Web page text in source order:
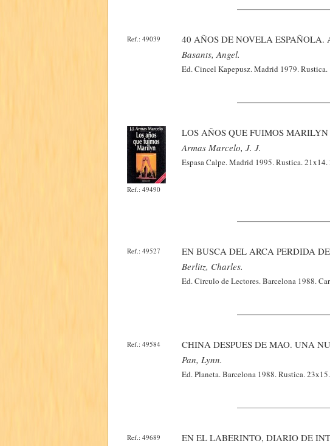
Ref.: 49039
40 AÑOS DE NOVELA
Basants, Angel.
Ed. Cincel Kapepusz. Madrid 1979.
Ref.: 49490
LOS AÑOS QUE FUIMOS MARILYN
Armas Marcelo, J. J.
Espasa Calpe. Madrid 1995. Rustica. 21x14.
Ref.: 49527
EN BUSCA DEL ARCA PERDIDA
Berlitz, Charles.
Ed. Circulo de Lectores. Barcelona 1988.
Ref.: 49584
CHINA DESPUES DE MAO. UNA
Pan, Lynn.
Ed. Planeta. Barcelona 1988. Rustica.
Ref.: 49689
EN EL LABERINTO, DIARIO DE